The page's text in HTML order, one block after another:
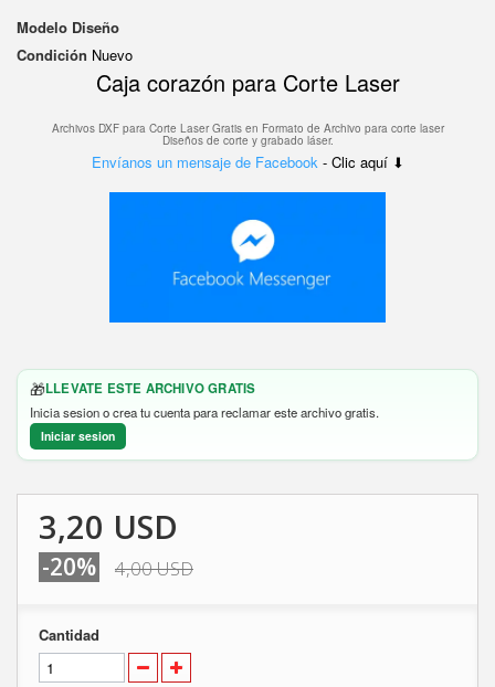
Modelo Diseño
Condición Nuevo
Caja corazón para Corte Laser
Archivos DXF para Corte Laser Gratis en Formato de Archivo para corte laser
Diseños de corte y grabado láser.
Envíanos un mensaje de Facebook - Clic aquí ⬇
🎁LLEVATE ESTE ARCHIVO GRATIS
Inicia sesion o crea tu cuenta para reclamar este archivo gratis.
Iniciar sesion
3,20 USD
-20% 4,00 USD
Cantidad